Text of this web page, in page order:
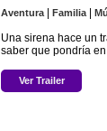
Aventura| Familia|
Una sirena hace un
saber que pondría
Ver Trailer